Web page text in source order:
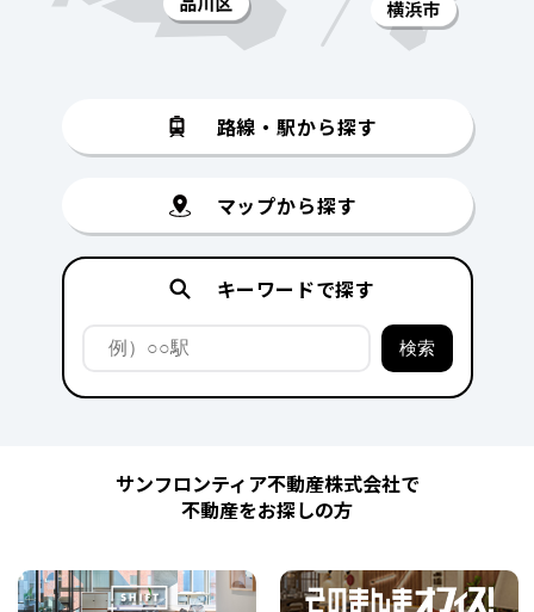
路線・駅から探す
マップから探す
キーワードで探す
サンフロンティア不動産株式会社で
不動産をお探しの方